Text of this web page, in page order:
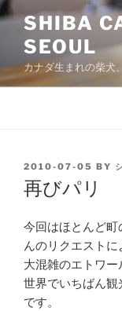
Skip
content
SHIBA
SEOUL
カナダ生まれの柴犬
POSTED
ON
2010-07-05 BY
再びパリ
今回はほとんど
んのリクエストに
大混雑のエトワー
世界でいちばん
です。